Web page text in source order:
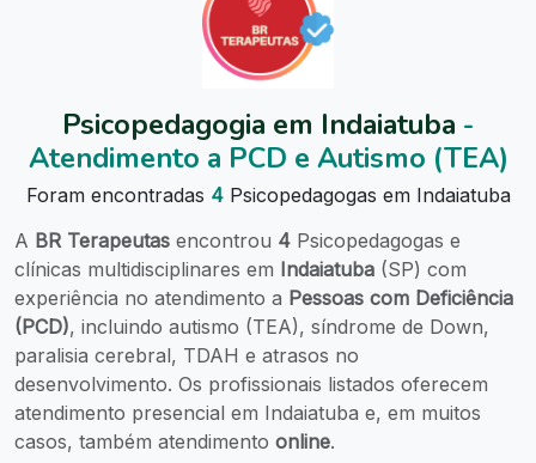
Psicopedagogia em Indaiatuba -
Atendimento a PCD e Autismo (TEA)
Foram encontradas 4Psicopedagogas em Indaiatuba
A BR Terapeutas encontrou 4 Psicopedagogas e
clínicas multidisciplinares em Indaiatuba (SP) com
experiência no atendimento a Pessoas com Deficiência
(PCD), incluindo autismo (TEA), síndrome de Down,
paralisia cerebral, TDAH e atrasos no
desenvolvimento. Os profissionais listados oferecem
atendimento presencial em Indaiatuba e, em muitos
casos, também atendimento online.